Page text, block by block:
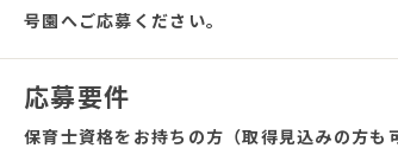
号園へご応募ください。
応募要件
保育士資格をお持ちの方（取得見込みの方も